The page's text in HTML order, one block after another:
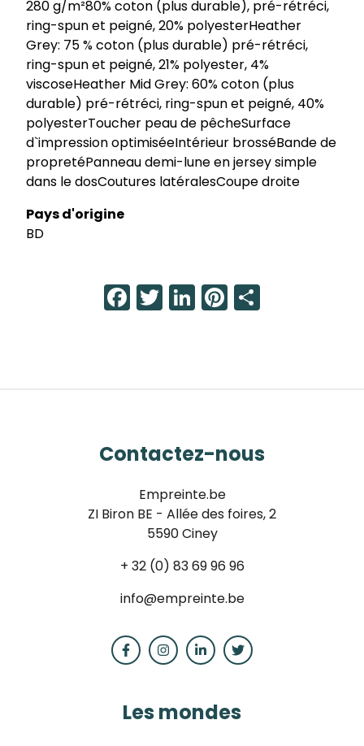
280 g/m²80% coton (plus durable), pré-rétréci,
ring-spun et peigné, 20% polyesterHeather
Grey: 75 % coton (plus durable) pré-rétréci,
ring-spun et peigné, 21% polyester, 4%
viscoseHeather Mid Grey: 60% coton (plus
durable) pré-rétréci, ring-spun et peigné, 40%
polyesterToucher peau de pêcheSurface
d`impression optimiséeIntérieur brosséBande de
propretéPanneau demi-lune en jersey simple
dans le dosCoutures latéralesCoupe droite
Pays d'origine
BD
Facebook
Twitter
LinkedIn
Pinterest
Contactez-nous
Empreinte.be
ZI Biron BE - Allée des foires, 2
5590 Ciney
+ 32 (0) 83 69 96 96
info@empreinte.be
Les mondes